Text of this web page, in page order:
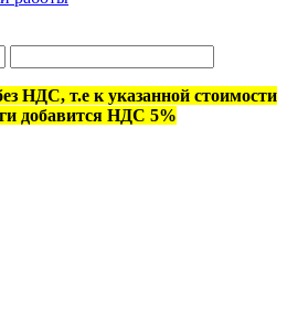
НДС, т.е к указанной стоимости
добавится НДС 5%